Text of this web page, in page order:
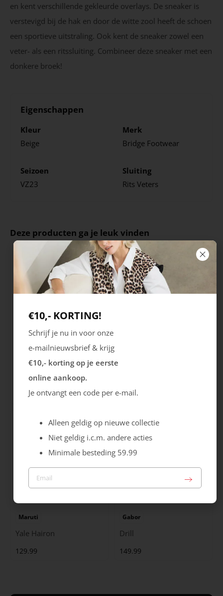
en kent verschillende gekleurde overlays. De sneaker is
verstevigd bij de hak en door de witte zool heeft de schoen
een sportieve uitstraling. Ook kent de sneaker zowel een
veter- als een ritssluiting. Combineer deze sneaker met een
donkere broek!
Eigenschappen
Kleur
Beige
Merk
Bridge Footwear
Seizoen
VZ23
Sluiting
Rits Veters
Deze producten ga je leuk vinden
Rieker
Cristallino
99.99 129.99
Maruti
Yale Hairon
129.99
Gabor
Drill
149.99
€10,- KORTING!
Schrijf je nu in voor onze
e-mailnieuwsbrief & krijg
€10,- korting op je eerste
online aankoop.
Je ontvangt een code per e-mail.
Alleen geldig op nieuwe collectie
Niet geldig i.c.m. andere acties
Minimale besteding 59.99